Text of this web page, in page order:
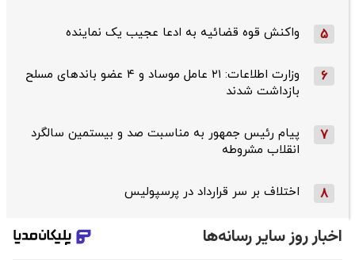
5 واکنش قوه قضائیه به ادعا عجیب یک نماینده
6
وزارت اطلاعات: ۲۱ عامل موساد و ۴ عضو باندهای مسلح
بازداشت شدند
7
پیام رئیس جمهور به مناسبت صد و بیستمین سالگرد
انقلاب مشروطه
8 اختلاف بر سر قرارداد در پرسپولیس